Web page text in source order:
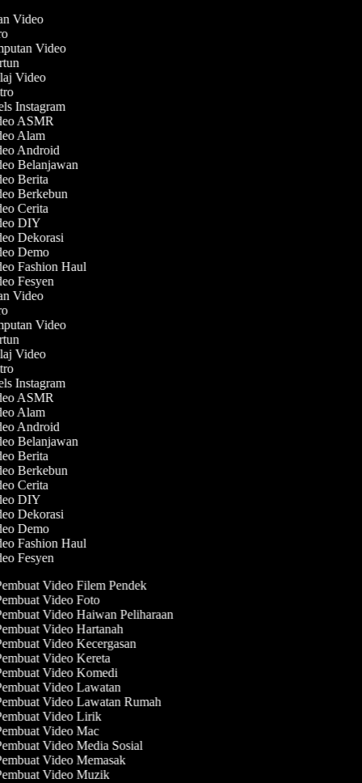
Video
Video
Video
Instagram
ASMR
Alam
Android
Belanjawan
Berita
Berkebun
Cerita
DIY
Dekorasi
Demo
Fashion Haul
Fesyen
Video
Video
Video
Instagram
ASMR
Alam
Android
Belanjawan
Berita
Berkebun
Cerita
DIY
Dekorasi
Demo
Fashion Haul
Fesyen
Video Filem Pendek
Video Foto
Video Haiwan Peliharaan
Video Hartanah
Video Kecergasan
Video Kereta
Video Komedi
Video Lawatan
Video Lawatan Rumah
Video Lirik
Video Mac
Video Media Sosial
Video Memasak
Video Muzik